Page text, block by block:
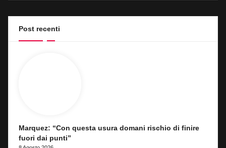
Post recenti
Marquez: “Con questa usura domani rischio di finire
fuori dai punti”